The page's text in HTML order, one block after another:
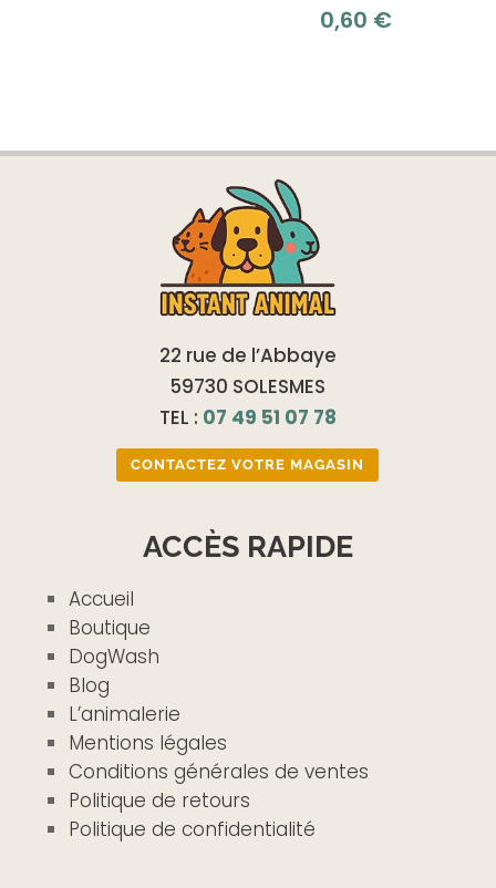
0,60 €
22 rue de l’Abbaye
59730 SOLESMES
TEL : 07 49 51 07 78
CONTACTEZ VOTRE MAGASIN
ACCÈS RAPIDE
Accueil
Boutique
DogWash
Blog
L’animalerie
Mentions légales
Conditions générales de ventes
Politique de retours
Politique de confidentialité